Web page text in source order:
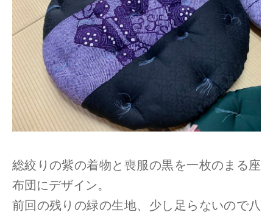
総絞りの紫の着物と喪服の黒を一枚のまる座
布団にデザイン。
前回の残りの緑の生地、少し足らないので八